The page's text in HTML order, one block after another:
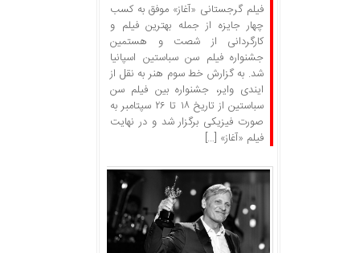
فیلم گرجستانی «آغاز» موفق به کسب
چهار جایزه از جمله بهترین فیلم و
کارگردانی از شصت و هستمین
جشنواره فیلم سن سباستین اسپانیا
شد. به گزارش خط سوم هنر به نقل از
ایندی وایر، جشنواره بین فیلم سن
سباستین از تاریخ ۱۸ تا ۲۶ سپتامبر به
صورت فیزیکی برگزار شد و در نهایت
فیلم «آغاز» […]